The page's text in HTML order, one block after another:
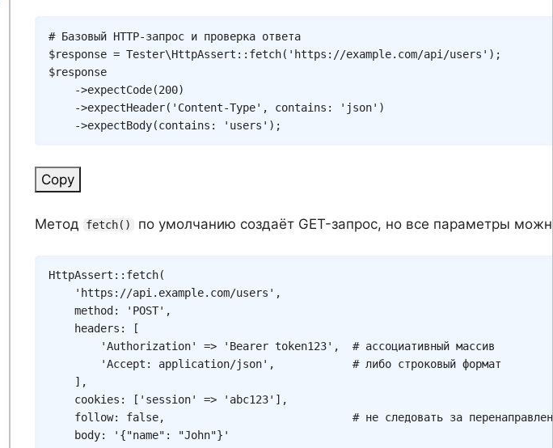
# Базовый HTTP-запрос и проверка ответа
$response = Tester\HttpAssert :: fetch( 'https://example.com/api/users' ) ;
$response
->expectCode(200)
->expectHeader( 'Content-Type' , contains : 'json' )
->expectBody(contains : 'users' ) ;
Copy
Метод fetch() по умолчанию создаёт GET-запрос, но все параметры
HttpAssert :: fetch(
'https://api.example.com/users' ,
method : 'POST' ,
headers :
[
'Authorization'
=> 'Bearer token123' ,
# ассоциативный массив
'Accept: application/json' ,
# либо строковый формат
] ,
cookies : [ 'session' => 'abc123' ] ,
follow: false,
# не следовать за
	body
:
'{"name": "John"}'